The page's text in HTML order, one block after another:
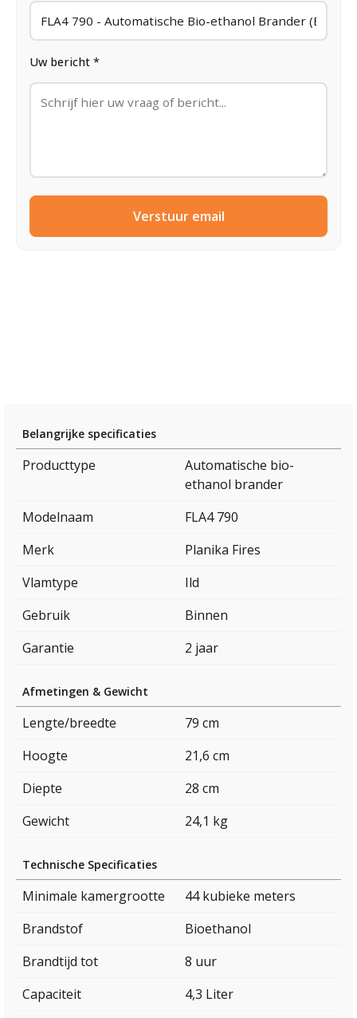
Uw bericht *
Verstuur email
Belangrijke specificaties
Producttype
Automatische bio-
ethanol brander
Modelnaam
FLA4 790
Merk
Planika Fires
Vlamtype
Ild
Gebruik
Binnen
Garantie
2 jaar
Afmetingen & Gewicht
Lengte/breedte
79 cm
Hoogte
21,6 cm
Diepte
28 cm
Gewicht
24,1 kg
Technische Specificaties
Minimale kamergrootte
44 kubieke meters
Brandstof
Bioethanol
Brandtijd tot
8 uur
Capaciteit
4,3 Liter